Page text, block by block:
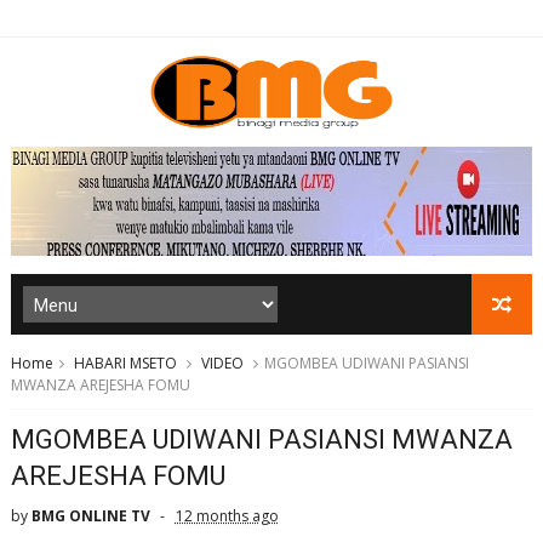
Home HABARI MSETO VIDEO
MGOMBEA UDIWANI PASIANSI
MWANZA AREJESHA FOMU
MGOMBEA UDIWANI PASIANSI MWANZA
AREJESHA FOMU
by BMG ONLINE TV 12 months ago